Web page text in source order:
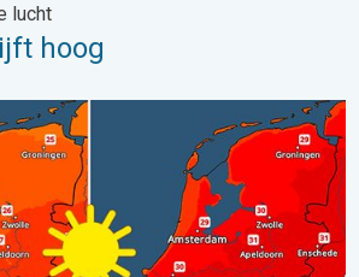
lucht
hoog
warmte. Weekendweer. . . donderdag